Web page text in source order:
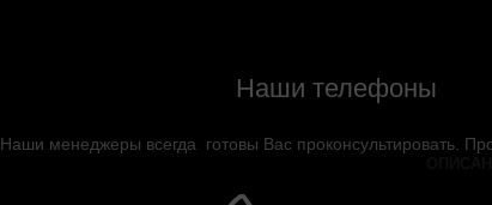
Наши телефоны
Наши менеджеры всегда готовы Вас проконсультировать.